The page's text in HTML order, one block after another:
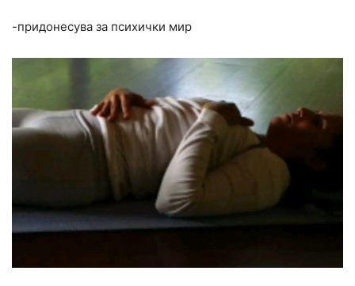
-придонесува за психички мир